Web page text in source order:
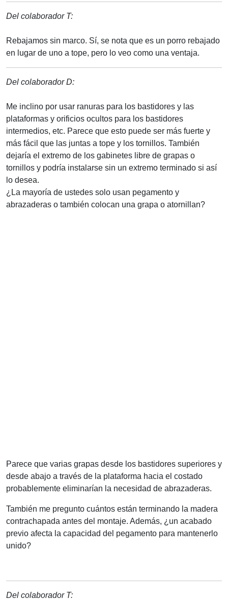
Del colaborador T:
Rebajamos sin marco. Sí, se nota que es un porro rebajado
en lugar de uno a tope, pero lo veo como una ventaja.
Del colaborador D:
Me inclino por usar ranuras para los bastidores y las
plataformas y orificios ocultos para los bastidores
intermedios, etc. Parece que esto puede ser más fuerte y
más fácil que las juntas a tope y los tornillos. También
dejaría el extremo de los gabinetes libre de grapas o
tornillos y podría instalarse sin un extremo terminado si así
lo desea.
¿La mayoría de ustedes solo usan pegamento y
abrazaderas o también colocan una grapa o atornillan?
Parece que varias grapas desde los bastidores superiores y
desde abajo a través de la plataforma hacia el costado
probablemente eliminarían la necesidad de abrazaderas.
También me pregunto cuántos están terminando la madera
contrachapada antes del montaje. Además, ¿un acabado
previo afecta la capacidad del pegamento para mantenerlo
unido?
Del colaborador T: